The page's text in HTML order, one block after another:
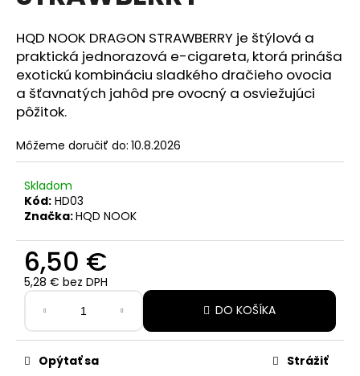
hviezdičiek.
HQD NOOK DRAGON STRAWBERRY je štýlová a
praktická jednorazová e-cigareta, ktorá prináša
exotickú kombináciu sladkého dračieho ovocia
a šťavnatých jahôd pre ovocný a osviežujúci
pôžitok.
Môžeme doručiť do: 10.8.2026
Skladom
Kód: HD03
Značka:HQD NOOK
6,50 €
5,28 € bez DPH
cena:
DO KOŠÍKA
Opýtať sa Strážiť
j
s
ť
?
O
d
p
ú
č